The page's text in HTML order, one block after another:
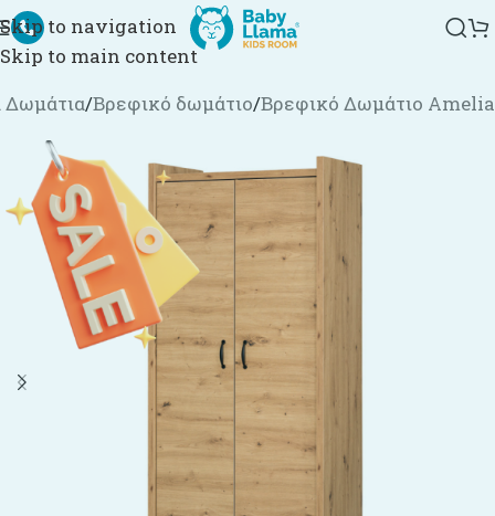
Skip to navigation
Skip to main content
/Βρεφικό δωμάτιο/Βρεφικό Δωμάτιο Amelia